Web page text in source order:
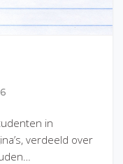
in
verdeeld over